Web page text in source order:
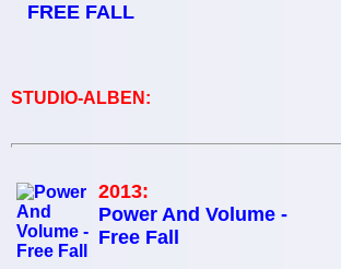
FREE FALL
STUDIO-ALBEN:
2013:
Power And Volume -
Free Fall